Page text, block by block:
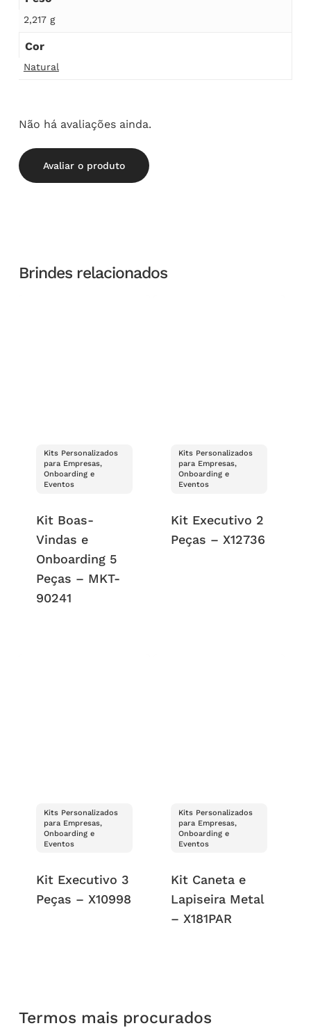
2,217 g
Cor
Natural
Não há avaliações ainda.
Avaliar o produto
Brindes relacionados
Kits Personalizados
para Empresas,
Onboarding e
Eventos
Kit Boas-
Vindas e
Onboarding 5
Peças – MKT-
90241
Kits Personalizados
para Empresas,
Onboarding e
Eventos
Kit Executivo 2
Peças – X12736
Kits Personalizados
para Empresas,
Onboarding e
Eventos
Kit Executivo 3
Peças – X10998
Kits Personalizados
para Empresas,
Onboarding e
Eventos
Kit Caneta e
Lapiseira Metal
– X181PAR
Termos mais procurados